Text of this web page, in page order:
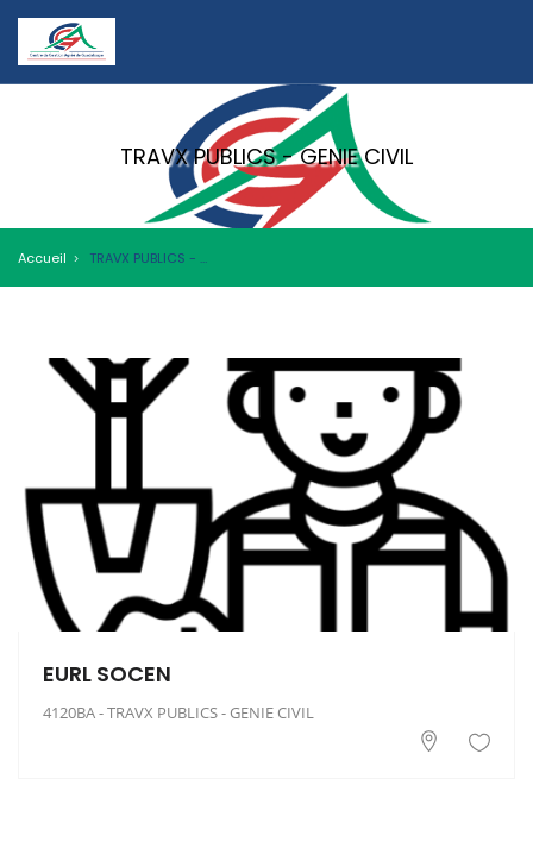
TRAVX PUBLICS - GENIE CIVIL
Accueil TRAVX PUBLICS - GENIE CIVIL
EURL SOCEN
4120BA - TRAVX PUBLICS - GENIE CIVIL